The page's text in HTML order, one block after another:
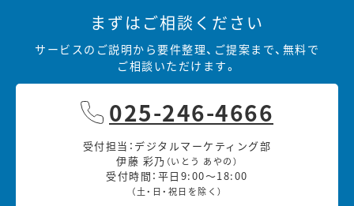
まずはご相談ください
サービスのご説明から要件整理、ご提案まで、無料で
ご相談いただけます。
025-246-4666
受付担当：デジタルマーケティング部
伊藤 彩乃 （いとう あやの）
受付時間：平日9:00～18:00
（土・日・祝日を除く）